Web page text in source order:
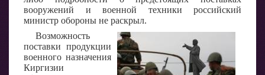
вооружений и военной техники российский
министр обороны не раскрыл.
Возможность
поставки продукции
военного назначения
Киргизии